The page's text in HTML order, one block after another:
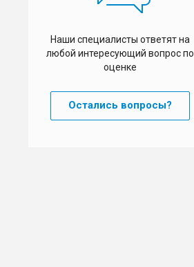
Наши специалисты ответят на
любой интересующий вопрос по
оценке
Остались вопросы?